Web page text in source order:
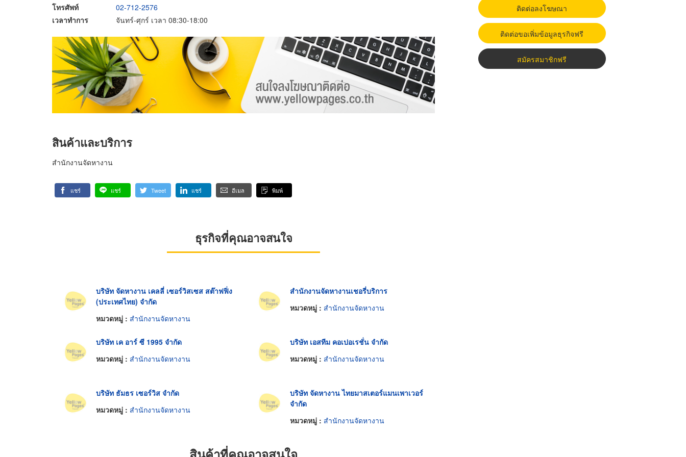
โทรศัพท์
02-712-2576
เวลาทำการ
จันทร์-ศุกร์ เวลา 08:30-18:00
สินค้าและบริการ
สำนักงานจัดหางาน
แชร์ แชร์ Tweet แชร์ อีเมล พิมพ์
ธุรกิจที่คุณอาจสนใจ
บริษัท จัดหางาน เคลลี่ เซอร์วิสเซส สต๊าฟฟิ่ง
(ประเทศไทย) จำกัด
หมวดหมู่ : สำนักงานจัดหางาน
สำนักงานจัดหางานเชอรี่บริการ
หมวดหมู่ : สำนักงานจัดหางาน
บริษัท เค อาร์ ซี 1995 จำกัด
หมวดหมู่ : สำนักงานจัดหางาน
บริษัท เอสทีม คอเปอเรชั่น จำกัด
หมวดหมู่ : สำนักงานจัดหางาน
บริษัท ธัมธร เซอร์วิส จำกัด
หมวดหมู่ : สำนักงานจัดหางาน
บริษัท จัดหางาน ไทยมาสเตอร์แมนเพาเวอร์
จำกัด
หมวดหมู่ : สำนักงานจัดหางาน
ติดต่อลงโฆษณา
ติดต่อขอเพิ่มข้อมูลธุรกิจฟรี
สมัครสมาชิกฟรี